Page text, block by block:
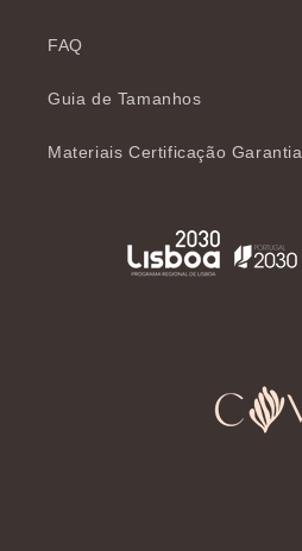
FAQ
Guia de Tamanhos
Materiais Certificação Garantia